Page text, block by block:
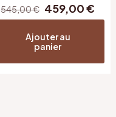
545,00€ Le
prix
initial
était :
545,00 €.
459,00€
prix
Ajouter au
panier